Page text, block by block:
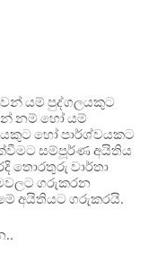
යම් පුද්ගලයකුට
නම් හෝ යම්
හෝ පාර්ශ්වයකට
සම්පූර්ණ අයිතිය
තොරතුරු වාර්තා
ගරුකරන
අයිතියට ගරුකරයි.